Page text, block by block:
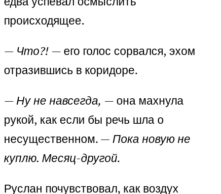
происходящее.
— Что?! — его голос сорвался, эхом
отразившись в коридоре.
—Ну не навсегда, — она махнула
рукой, как если бы речь шла о
несущественном. —Пока новую не
куплю. Месяц-другой.
Руслан почувствовал, как воздух